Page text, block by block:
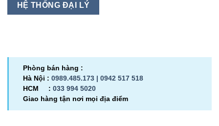
HỆ THỐNG ĐẠI LÝ
Phòng bán hàng :
Hà Nội : 0989.485.173 | 0942 517 518
HCM : 033 994 5020
Giao hàng tận nơi mọi địa điểm